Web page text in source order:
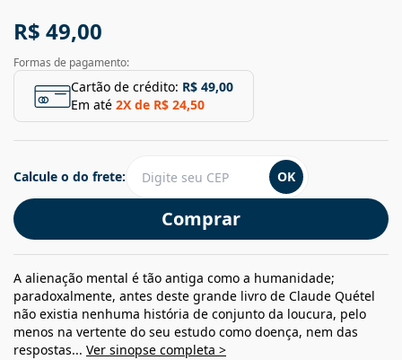
R$ 49,00
Formas de pagamento:
Cartão de crédito: R$ 49,00
Em até 2X de R$ 24,50
Comprar
Calcule o do frete: OK
A alienação mental é tão antiga como a humanidade;
paradoxalmente, antes deste grande livro de Claude Quétel
não existia nenhuma história de conjunto da loucura, pelo
menos na vertente do seu estudo como doença, nem das
respostas... Ver sinopse completa >